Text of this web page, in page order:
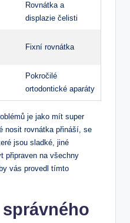
Rovnátka a
displazie čelisti
Fixní rovnátka
Pokročilé
ortodontické aparáty
je jako mít super
nosit rovnátka přináší, se
jsou sladké, jiné
připraven na všechny
vás provedl tímto